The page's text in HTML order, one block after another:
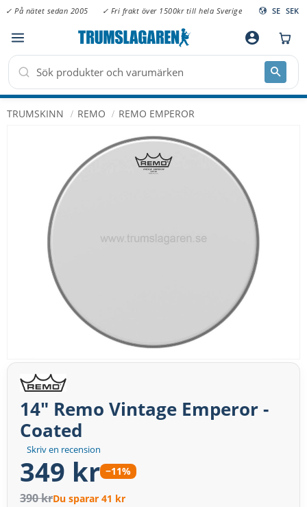
Meny
✓ På nätet sedan 2005 ✓ Fri frakt över 1500kr till hela Sverige SE SEK
account_circle
TRUMSKINN REMO REMO EMPEROR
Skriv en recension
14" Remo Vintage Emperor -
Coated
349 kr −11%
390 krDu sparar 41 kr